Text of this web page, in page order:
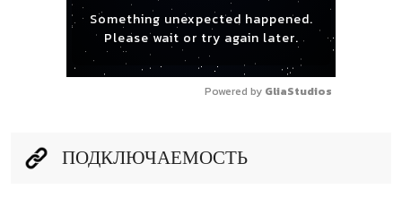
Something unexpected happened.
Please wait or try again later.
Powered by GliaStudios
ПОДКЛЮЧАЕМОСТЬ